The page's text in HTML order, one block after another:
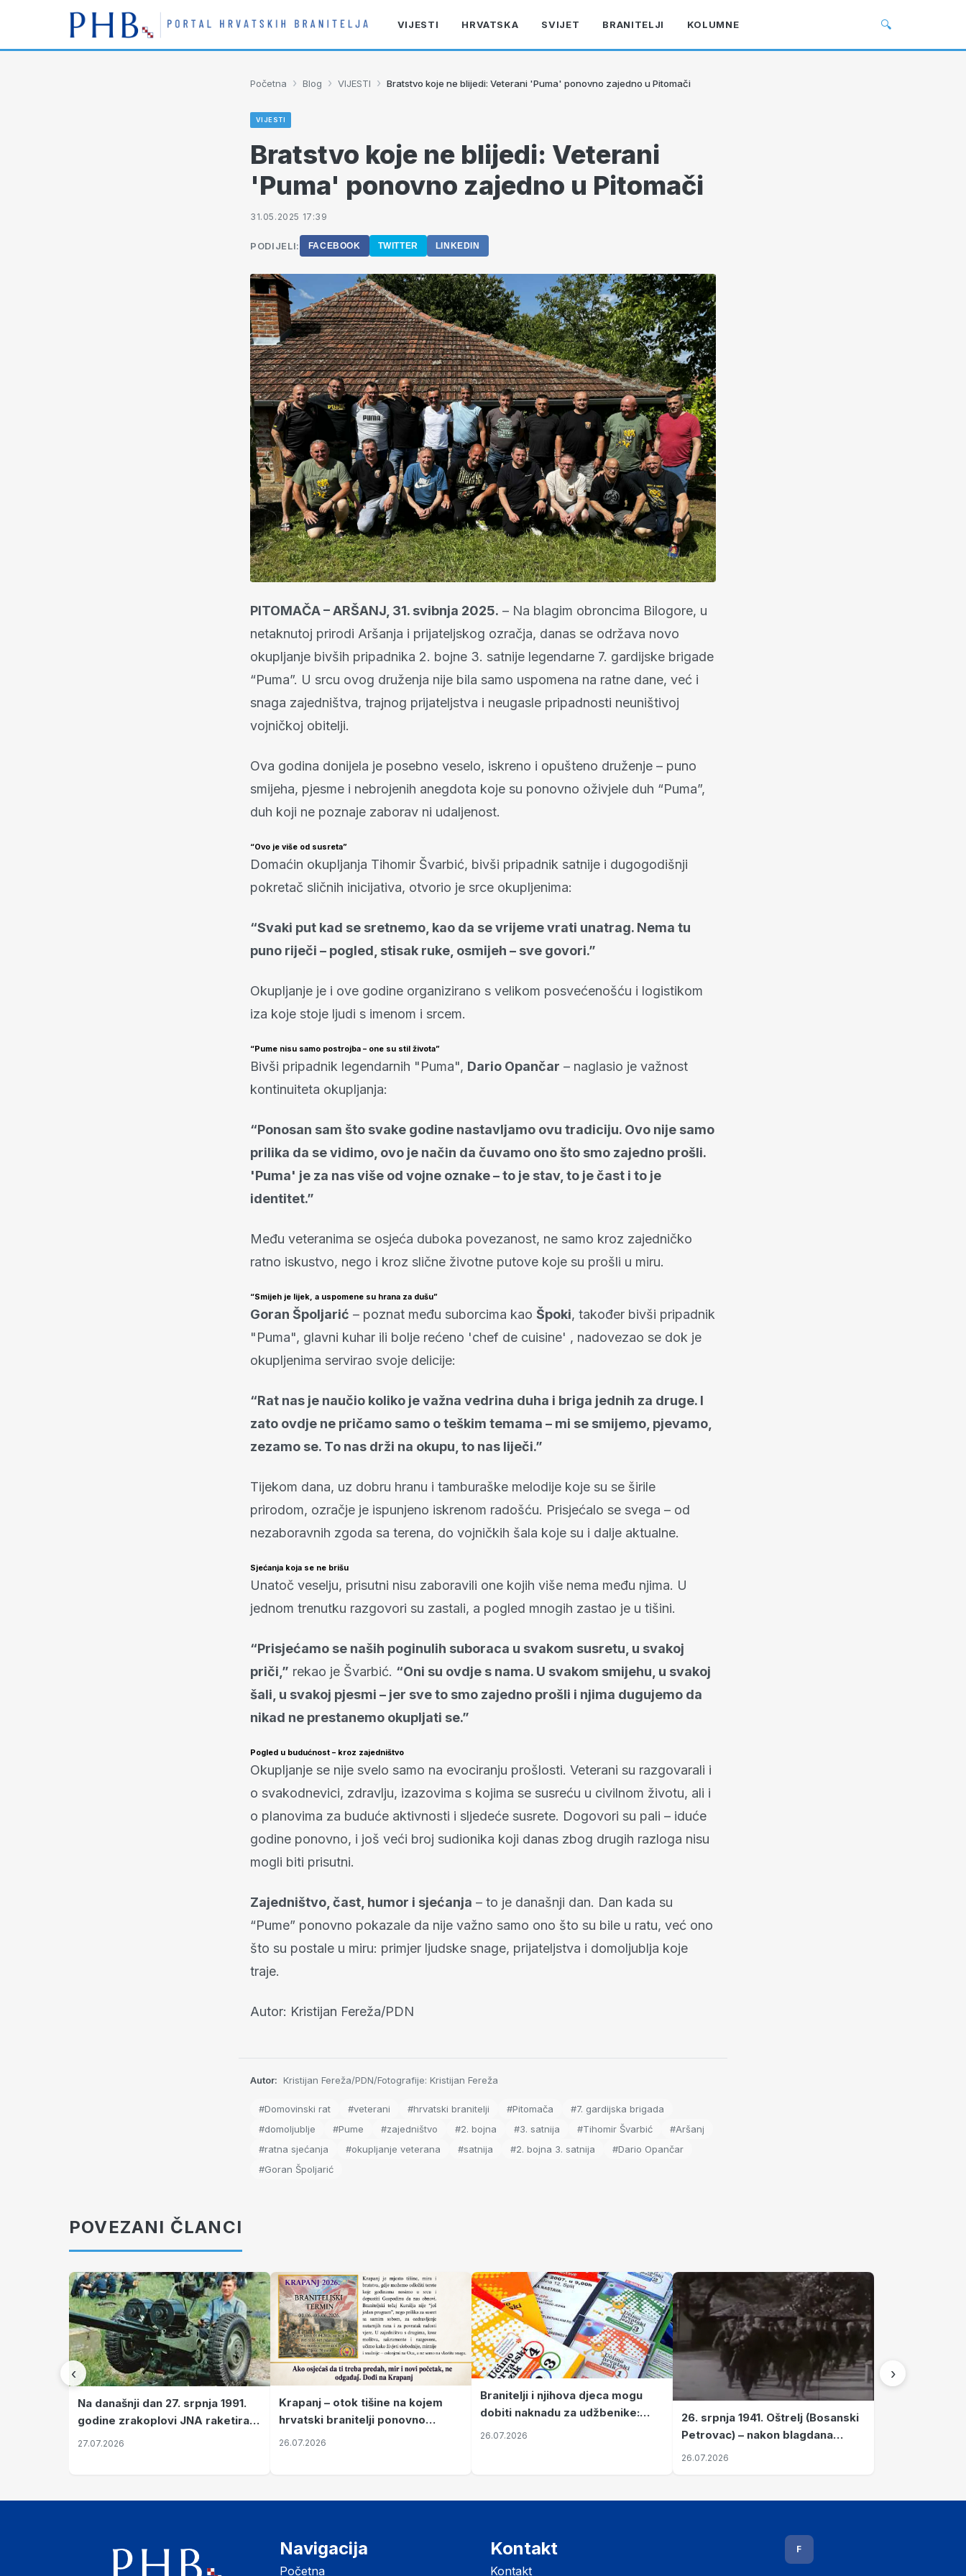
VIJESTI HRVATSKA SVIJET BRANITELJI KOLUMNE 🔍
Početna › Blog › VIJESTI › Bratstvo koje ne blijedi: Veterani 'Puma' ponovno zajedno u Pitomači
VIJESTI
Bratstvo koje ne blijedi: Veterani
'Puma' ponovno zajedno u Pitomači
31.05.2025 17:39
PODIJELI: FACEBOOK TWITTER LINKEDIN
PITOMAČA – ARŠANJ, 31. svibnja 2025. – Na blagim obroncima Bilogore, u
netaknutoj prirodi Aršanja i prijateljskog ozračja, danas se održava novo
okupljanje bivših pripadnika 2. bojne 3. satnije legendarne 7. gardijske brigade
“Puma”. U srcu ovog druženja nije bila samo uspomena na ratne dane, već i
snaga zajedništva, trajnog prijateljstva i neugasle pripadnosti neuništivoj
vojničkoj obitelji.
Ova godina donijela je posebno veselo, iskreno i opušteno druženje – puno
smijeha, pjesme i nebrojenih anegdota koje su ponovno oživjele duh “Puma”,
duh koji ne poznaje zaborav ni udaljenost.
“Ovo je više od susreta”
Domaćin okupljanja Tihomir Švarbić, bivši pripadnik satnije i dugogodišnji
pokretač sličnih inicijativa, otvorio je srce okupljenima:
“Svaki put kad se sretnemo, kao da se vrijeme vrati unatrag. Nema tu
puno riječi – pogled, stisak ruke, osmijeh – sve govori.”
Okupljanje je i ove godine organizirano s velikom posvećenošću i logistikom
iza koje stoje ljudi s imenom i srcem.
“Pume nisu samo postrojba – one su stil života”
Bivši pripadnik legendarnih "Puma", Dario Opančar – naglasio je važnost
kontinuiteta okupljanja:
“Ponosan sam što svake godine nastavljamo ovu tradiciju. Ovo nije samo
prilika da se vidimo, ovo je način da čuvamo ono što smo zajedno prošli.
'Puma' je za nas više od vojne oznake – to je stav, to je čast i to je
identitet.”
Među veteranima se osjeća duboka povezanost, ne samo kroz zajedničko
ratno iskustvo, nego i kroz slične životne putove koje su prošli u miru.
“Smijeh je lijek, a uspomene su hrana za dušu”
Goran Špoljarić – poznat među suborcima kao Špoki, također bivši pripadnik
"Puma", glavni kuhar ili bolje rećeno 'chef de cuisine' , nadovezao se dok je
okupljenima servirao svoje delicije:
“Rat nas je naučio koliko je važna vedrina duha i briga jednih za druge. I
zato ovdje ne pričamo samo o teškim temama – mi se smijemo, pjevamo,
zezamo se. To nas drži na okupu, to nas liječi.”
Tijekom dana, uz dobru hranu i tamburaške melodije koje su se širile
prirodom, ozračje je ispunjeno iskrenom radošću. Prisjećalo se svega – od
nezaboravnih zgoda sa terena, do vojničkih šala koje su i dalje aktualne.
Sjećanja koja se ne brišu
Unatoč veselju, prisutni nisu zaboravili one kojih više nema među njima. U
jednom trenutku razgovori su zastali, a pogled mnogih zastao je u tišini.
“Prisjećamo se naših poginulih suboraca u svakom susretu, u svakoj
priči,” rekao je Švarbić. “Oni su ovdje s nama. U svakom smijehu, u svakoj
šali, u svakoj pjesmi – jer sve to smo zajedno prošli i njima dugujemo da
nikad ne prestanemo okupljati se.”
Pogled u budućnost – kroz zajedništvo
Okupljanje se nije svelo samo na evociranju prošlosti. Veterani su razgovarali i
o svakodnevici, zdravlju, izazovima s kojima se susreću u civilnom životu, ali i
o planovima za buduće aktivnosti i sljedeće susrete. Dogovori su pali – iduće
godine ponovno, i još veći broj sudionika koji danas zbog drugih razloga nisu
mogli biti prisutni.
Zajedništvo, čast, humor i sjećanja – to je današnji dan. Dan kada su
“Pume” ponovno pokazale da nije važno samo ono što su bile u ratu, već ono
što su postale u miru: primjer ljudske snage, prijateljstva i domoljublja koje
traje.
Autor: Kristijan Fereža/PDN
Autor: Kristijan Fereža/PDN/Fotografije: Kristijan Fereža
#Domovinski rat #veterani #hrvatski branitelji #Pitomača
#7. gardijska brigada
#domoljublje
#Pume #zajedništvo #2. bojna #3. satnija #Tihomir Švarbić
#Aršanj
#ratna sjećanja
#okupljanje veterana #satnija #2. bojna 3. satnija
#Dario Opančar
#Goran Špoljarić
POVEZANI ČLANCI
‹
Na današnji dan 27. srpnja 1991.
godine zrakoplovi JNA raketirali
su vojarnu i obučni centar "Nikola
27.07.2026
Krapanj – otok tišine na kojem
hrvatski branitelji ponovno
pronalaze mir
26.07.2026
Branitelji i njihova djeca mogu
dobiti naknadu za udžbenike:
zahtjevi se podnose do 31.
26.07.2026
26. srpnja 1941. Oštrelj (Bosanski
Petrovac) – nakon blagdana
Svete Ane izvršen napad srpskih
26.07.2026
›
Navigacija
Početna
Kontakt
Kontakt
F